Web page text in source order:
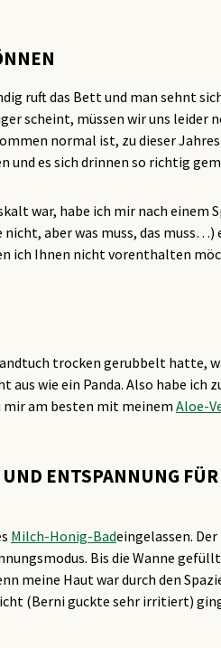
ruft das Bett und man sehnt
scheint, müssen wir uns leider
normal ist, zu dieser
und es sich drinnen so richtig
war, habe ich mir nach einem
aber was muss, das
ich Ihnen nicht vorenthalten
trocken gerubbelt hatte,
wie ein Panda. Also habe ich
am besten mit meinem Aloe-
ENTSPANNUNG
Milch-Honig-Badeingelassen.
Bis die Wanne
meine Haut war durch den
(Berni guckte sehr irritiert)